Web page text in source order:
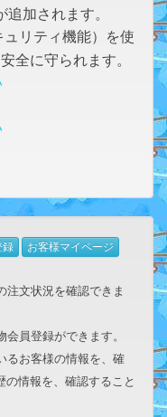
加されます。
リティ機能）を使
全に守られます。
録 お客様マイページ
注文状況を確認できま
員登録ができます。
るお客様の情報を、確
情報を、確認すること